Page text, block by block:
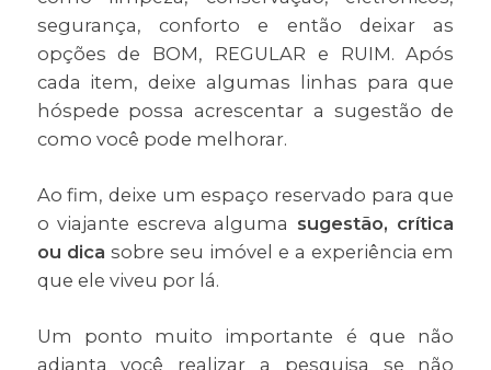
segurança, conforto e então deixar as
opções de BOM, REGULAR e RUIM. Após
cada item, deixe algumas linhas para que
hóspede possa acrescentar a sugestão de
como você pode melhorar.
Ao fim, deixe um espaço reservado para que
o viajante escreva alguma sugestão, crítica
ou dica sobre seu imóvel e a experiência em
que ele viveu por lá.
Um ponto muito importante é que não
adianta você realizar a pesquisa se não